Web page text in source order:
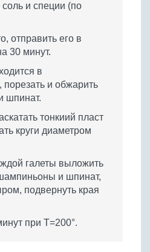
соль и специи (по
отправить его в
30 минут.
в
порезать и обжарить
шпинат.
тонкиий пласт
круги диаметром
галеты выложить
и шпинат,
подвернуть края
при Т=200°.